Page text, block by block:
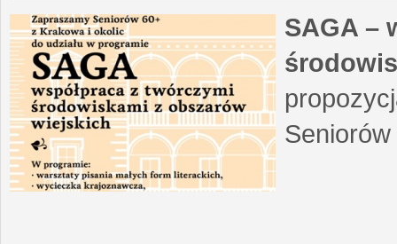
SAGA –